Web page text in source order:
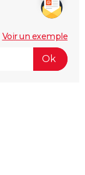
Voir un exemple